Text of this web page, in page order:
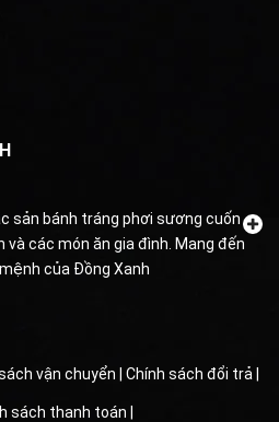
sản bánh tráng phơi sương cuốn
các món ăn gia đình. Mang đến
của Đồng Xanh
vận chuyển | Chính sách đổi trả |
sách thanh toán |